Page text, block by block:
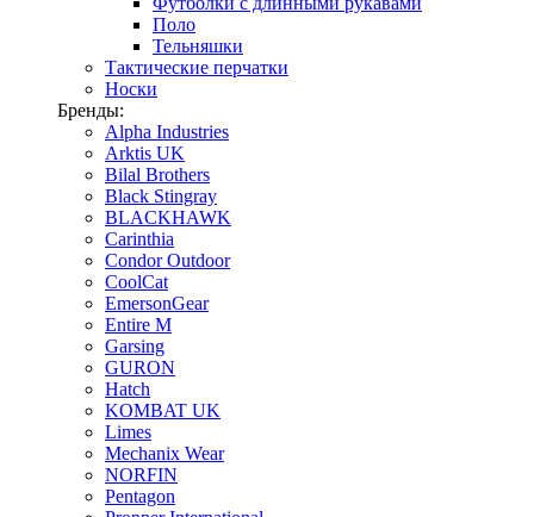
Поло
Тельняшки
Тактические перчатки
Носки
Бренды:
Alpha Industries
Arktis UK
Bilal Brothers
Black Stingray
BLACKHAWK
Carinthia
Condor Outdoor
CoolCat
EmersonGear
Entire M
Garsing
GURON
Hatch
KOMBAT UK
Limes
Mechanix Wear
NORFIN
Pentagon